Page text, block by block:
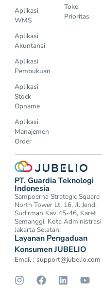
Aplikasi
WMS
Aplikasi
Akuntansi
Aplikasi
Pembukuan
Aplikasi
Stock
Opname
Aplikasi
Manajemen
Order
Toko
Prioritas
PT. Guardia Teknologi
Indonesia
Sampoerna Strategic Square
North Tower Lt. 16, Jl. Jend.
Sudirman Kav 45-46, Karet
Semanggi, Kota Administrasi
Jakarta Selatan.
Layanan Pengaduan
Konsumen JUBELIO
Email : support@jubelio.com